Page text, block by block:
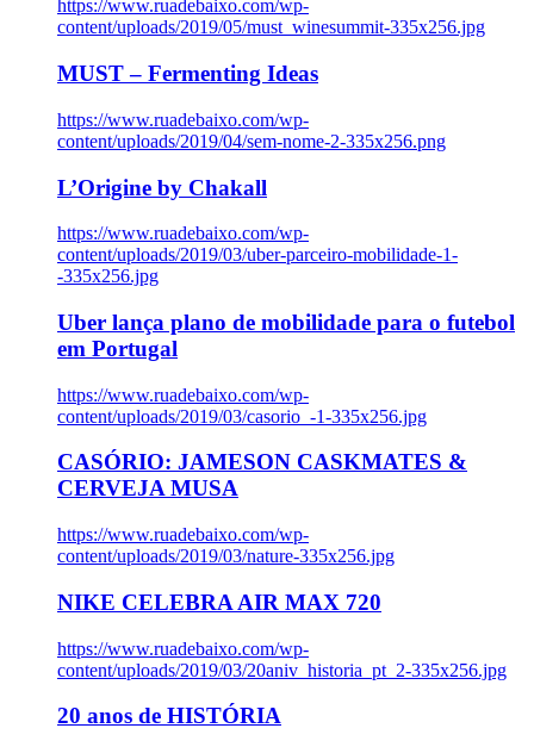
https://www.ruadebaixo.com/wp-
content/uploads/2019/05/must_winesummit-335x256.jpg
MUST – Fermenting Ideas
https://www.ruadebaixo.com/wp-
content/uploads/2019/04/sem-nome-2-335x256.png
L’Origine by Chakall
https://www.ruadebaixo.com/wp-
content/uploads/2019/03/uber-parceiro-mobilidade-1-
-335x256.jpg
Uber lança plano de mobilidade para o futebol
em Portugal
https://www.ruadebaixo.com/wp-
content/uploads/2019/03/casorio_-1-335x256.jpg
CASÓRIO: JAMESON CASKMATES &
CERVEJA MUSA
https://www.ruadebaixo.com/wp-
content/uploads/2019/03/nature-335x256.jpg
NIKE CELEBRA AIR MAX 720
https://www.ruadebaixo.com/wp-
content/uploads/2019/03/20aniv_historia_pt_2-335x256.jpg
20 anos de HISTÓRIA